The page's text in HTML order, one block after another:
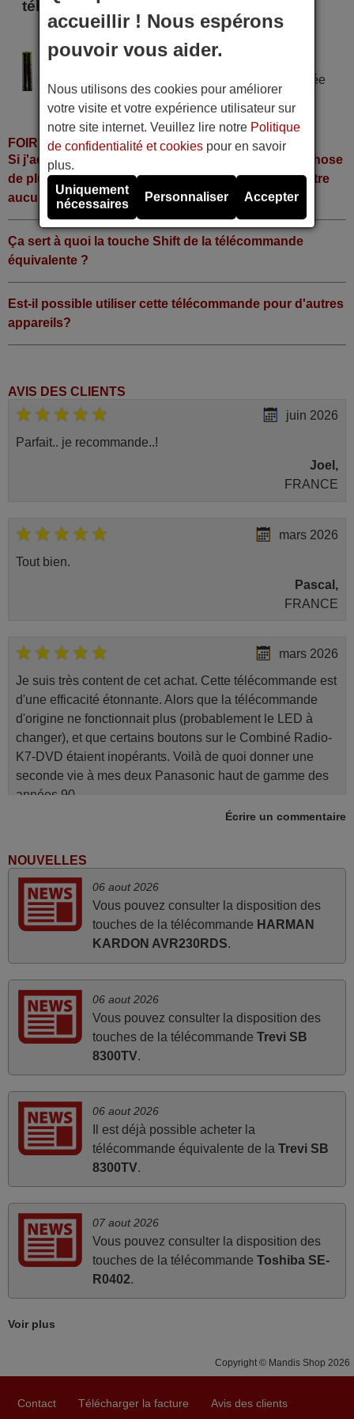
télécommande
Alimentation : 2 piles type AAA
Pile alcaline type AAA LR06 tension 1,5 V utilisée
dans la grande majorité de télécommandes.
FOIRE AUX QUESTIONS
Si j'achète la télécommande, dois-je faire quelque chose
de plus ou fonctionne-t-elle directement sans y mettre
aucun code?
Ça sert à quoi la touche Shift de la télécommande
équivalente ?
Est-il possible utiliser cette télécommande pour d'autres
appareils?
AVIS DES CLIENTS
juin 2026
Parfait.. je recommande..!
Joel,
FRANCE
mars 2026
Tout bien.
Pascal,
FRANCE
mars 2026
Je suis très content de cet achat. Cette télécommande est
d'une efficacité étonnante. Alors que la télécommande
d'origine ne fonctionnait plus (probablement le LED à
changer), et que certains boutons sur le Combiné Radio-
K7-DVD étaient inopérants. Voilà de quoi donner une
seconde vie à mes deux Panasonic haut de gamme des
années 90
Alain,
Ravie de voir que ma commande effectuée a 13h30est
deja traitée et expédiée Je vous en remercie d’avance et
attend la réception Encore merci
mars 2026
Mario,
La telecommande fonctionne tres bien, et service rapide
super.
FRANCE
mai 2026
Concerne la télécommande de remplacement pour le
émis car le délai de 24h était dépassé, néanmoins j'ai
compatible avec mon besoin. Concernant la
Écrire un commentaire
NOUVELLES
06 aout 2026
Vous pouvez consulter la disposition des
touches de la télécommande HARMAN
KARDON AVR230RDS.
06 aout 2026
Vous pouvez consulter la disposition des
touches de la télécommande Trevi SB
8300TV.
06 aout 2026
Il est déjà possible acheter la
télécommande équivalente de la Trevi SB
8300TV.
07 aout 2026
Vous pouvez consulter la disposition des
touches de la télécommande Toshiba SE-
R0402.
Voir plus
Copyright © Mandis Shop 2026
Contact Télécharger la facture Avis des clients
accueillir ! Nous espérons
pouvoir vous aider.
Nous utilisons des cookies pour améliorer
votre visite et votre expérience utilisateur sur
notre site internet. Veuillez lire notre Politique
de confidentialité et cookies pour en savoir
plus.
Uniquement
nécessaires
Personnaliser Accepter